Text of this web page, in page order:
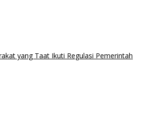
yang Taat Ikuti Regulasi Pemerintah